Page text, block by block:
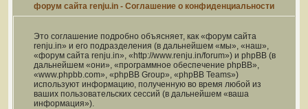
форум сайта renju.in - Соглашение о конфиденциальности
Это соглашение подробно объясняет, как «форум сайта
renju.in» и его подразделения (в дальнейшем «мы», «наш»,
«форум сайта renju.in», «http://www.renju.in/forum») и phpBB (в
дальнейшем «они», «программное обеспечение phpBB»,
«www.phpbb.com», «phpBB Group», «phpBB Teams»)
используют информацию, полученную во время любой из
ваших пользовательских сессий (в дальнейшем «ваша
информация»).